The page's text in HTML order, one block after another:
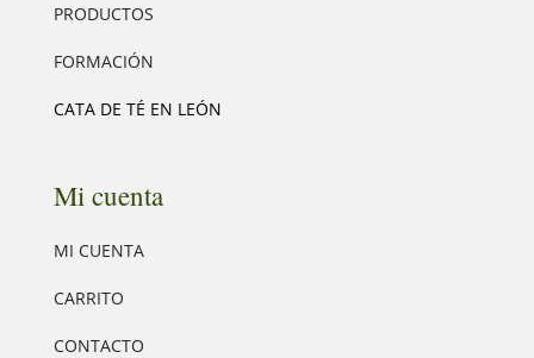
PRODUCTOS
FORMACIÓN
CATA DE TÉ EN LEÓN
Mi cuenta
MI CUENTA
CARRITO
CONTACTO